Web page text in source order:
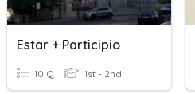
Estar + Participio
10 Q 1st - 2nd